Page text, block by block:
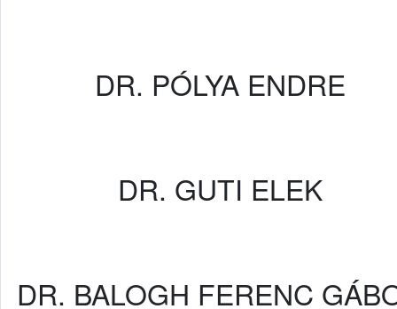
DR. PÓLYA ENDRE
DR. GUTI ELEK
DR. BALOGH FERENC